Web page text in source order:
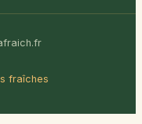
fraîches